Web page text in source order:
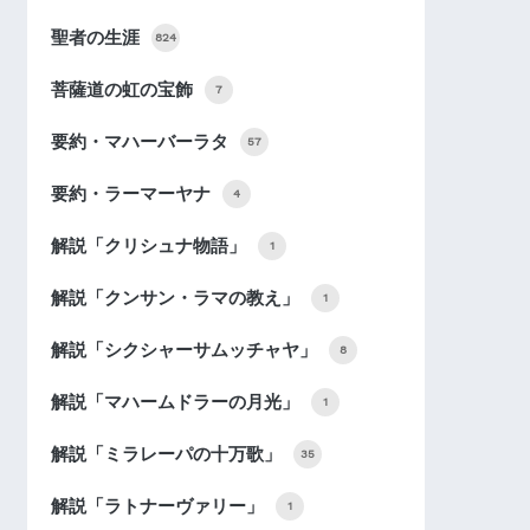
聖者の生涯 824
菩薩道の虹の宝飾 7
要約・マハーバーラタ 57
要約・ラーマーヤナ 4
解説「クリシュナ物語」 1
解説「クンサン・ラマの教え」 1
解説「シクシャーサムッチャヤ」 8
解説「マハームドラーの月光」 1
解説「ミラレーパの十万歌」 35
解説「ラトナーヴァリー」 1